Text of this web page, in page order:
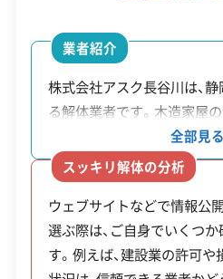
制度名
補助金
額・率
等の撤去
（一般）
上限10
万円（費
用の1/
2）
営業日
対応エリア 静岡県
木造
対応業務
産業廃棄物
不動産取
外構工事業
業者紹介
株式会社アスク長谷川は、
る解体業者です。木造家屋
業廃棄物の収集運搬を専門
造建築に絞っているため、
造を熟知していると考えら
地域など、特に丁寧な作業
を検討する上で、相談先の
社はウェブサイトなどを持
全部見る
スッキリ解体の分析
ウェブサイトなどで情報公
選ぶ際は、ご自身でいくつ
す。例えば、建設業の許可